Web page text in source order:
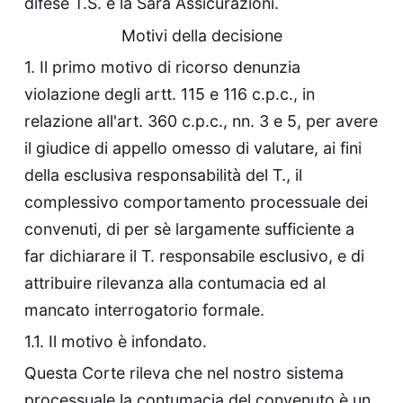
Motivi della decisione
1. Il primo motivo di ricorso denunzia
violazione degli artt. 115 e 116 c.p.c., in
relazione all'art. 360 c.p.c., nn. 3 e 5, per avere
il giudice di appello omesso di valutare, ai fini
della esclusiva responsabilità del T., il
complessivo comportamento processuale dei
convenuti, di per sè largamente sufficiente a
far dichiarare il T. responsabile esclusivo, e di
attribuire rilevanza alla contumacia ed al
mancato interrogatorio formale.
1.1. Il motivo è infondato.
Questa Corte rileva che nel nostro sistema